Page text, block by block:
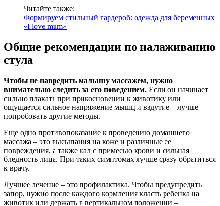
Читайте также:
Формируем стильный гардероб: одежда для беременных
«І love mum»
Общие рекомендации по налаживанию
стула
Чтобы не навредить малышу массажем, нужно
внимательно следить за его поведением. Если он начинает
сильно плакать при прикосновении к животику или
ощущается сильное напряжение мышц и вздутие – лучше
попробовать другие методы.
Еще одно противопоказание к проведению домашнего
массажа – это высыпания на коже и различные ее
повреждения, а также кал с примесью крови и сильная
бледность лица. При таких симптомах лучше сразу обратиться
к врачу.
Лучшее лечение – это профилактика. Чтобы предупредить
запор, нужно после каждого кормления класть ребенка на
животик или держать в вертикальном положении –